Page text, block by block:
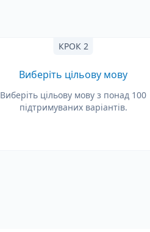
КРОК 2
Виберіть цільову мову
Виберіть цільову мову з понад 100
підтримуваних варіантів.